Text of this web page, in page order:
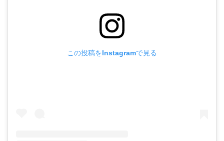
この投稿をInstagramで見る